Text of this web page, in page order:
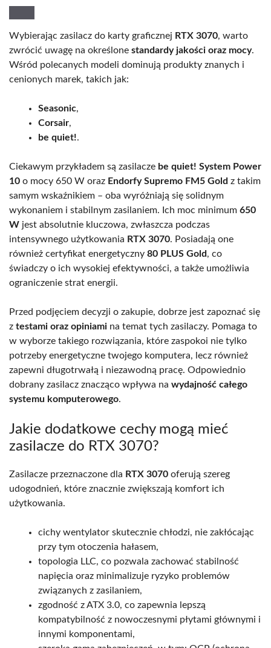
Wybierając zasilacz do karty graficznej RTX 3070, warto
zwrócić uwagę na określone standardy jakości oraz mocy.
Wśród polecanych modeli dominują produkty znanych i
cenionych marek, takich jak:
Seasonic,
Corsair,
be quiet!.
Ciekawym przykładem są zasilacze be quiet! System Power
10 o mocy 650 W oraz Endorfy Supremo FM5 Gold z takim
samym wskaźnikiem – oba wyróżniają się solidnym
wykonaniem i stabilnym zasilaniem. Ich moc minimum 650
W jest absolutnie kluczowa, zwłaszcza podczas
intensywnego użytkowania RTX 3070. Posiadają one
również certyfikat energetyczny 80 PLUS Gold, co
świadczy o ich wysokiej efektywności, a także umożliwia
ograniczenie strat energii.
Przed podjęciem decyzji o zakupie, dobrze jest zapoznać się
z testami oraz opiniami na temat tych zasilaczy. Pomaga to
w wyborze takiego rozwiązania, które zaspokoi nie tylko
potrzeby energetyczne twojego komputera, lecz również
zapewni długotrwałą i niezawodną pracę. Odpowiednio
dobrany zasilacz znacząco wpływa na wydajność całego
systemu komputerowego.
Jakie dodatkowe cechy mogą mieć
zasilacze do RTX 3070?
Zasilacze przeznaczone dla RTX 3070 oferują szereg
udogodnień, które znacznie zwiększają komfort ich
użytkowania.
cichy wentylator skutecznie chłodzi, nie zakłócając
przy tym otoczenia hałasem,
topologia LLC, co pozwala zachować stabilność
napięcia oraz minimalizuje ryzyko problemów
związanych z zasilaniem,
zgodność z ATX 3.0, co zapewnia lepszą
kompatybilność z nowoczesnymi płytami głównymi i
innymi komponentami,